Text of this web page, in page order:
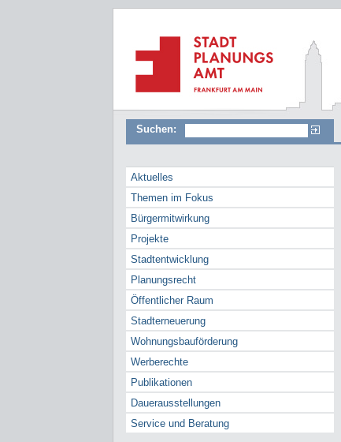
Suchen:
Aktuelles
Themen im Fokus
Bürgermitwirkung
Projekte
Stadtentwicklung
Planungsrecht
Öffentlicher Raum
Stadterneuerung
Wohnungsbauförderung
Werberechte
Publikationen
Dauerausstellungen
Service und Beratung